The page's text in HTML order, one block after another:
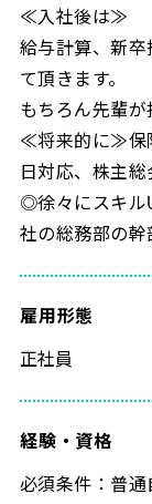
≪入社後は≫
給与計算、新
て頂きます。
もちろん先輩が
≪将来的に≫保
日対応、株主
◎徐々にスキル
社の総務部の幹
雇用形態
正社員
経験・資格
必須条件：普通